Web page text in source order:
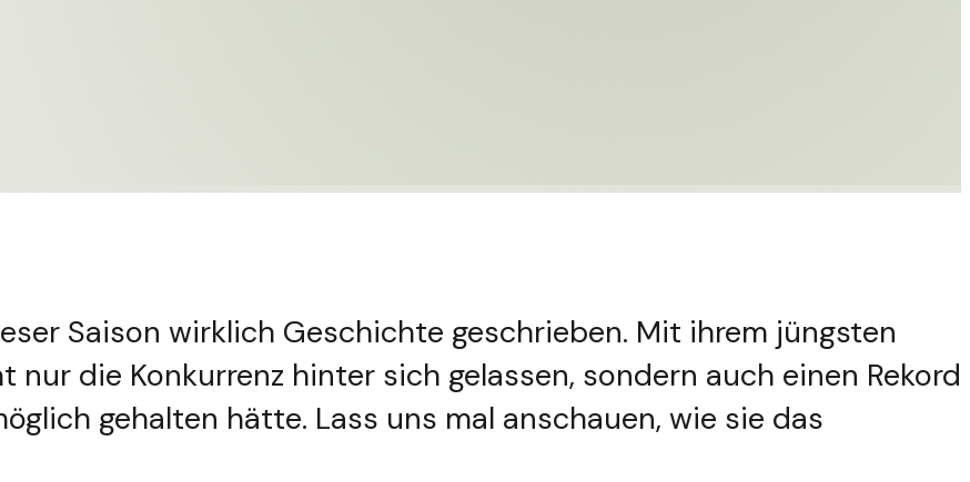
Saison wirklich Geschichte geschrieben. Mit ihrem jüngsten
nur die Konkurrenz hinter sich gelassen, sondern auch einen Rekord
gehalten hätte. Lass uns mal anschauen, wie sie das